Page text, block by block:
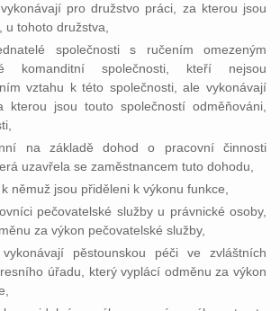
pro družstvo práci, za kterou jsou
tohoto družstva,
společnosti s ručením omezeným
komanditní společnosti, kteří nejsou
vztahu k této společnosti, ale vykonávají
jsou touto společností odměňováni,
na základě dohod o pracovní činnosti
uzavřela se zaměstnancem tuto dohodu,
němuž jsou přiděleni k výkonu funkce,
pečovatelské služby u právnické osoby,
za výkon pečovatelské služby,
pěstounskou péči ve zvláštních
úřadu, který vyplácí odměnu za výkon